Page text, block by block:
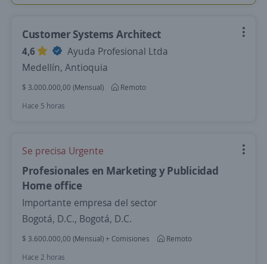
Customer Systems Architect
4,6
Ayuda Profesional Ltda
Medellín, Antioquia
$ 3.000.000,00 (Mensual)
Remoto
Hace 5 horas
Se precisa Urgente
Profesionales en Marketing y Publicidad
Home office
Importante empresa del sector
Bogotá, D.C., Bogotá, D.C.
$ 3.600.000,00 (Mensual) + Comisiones
Remoto
Hace 2 horas